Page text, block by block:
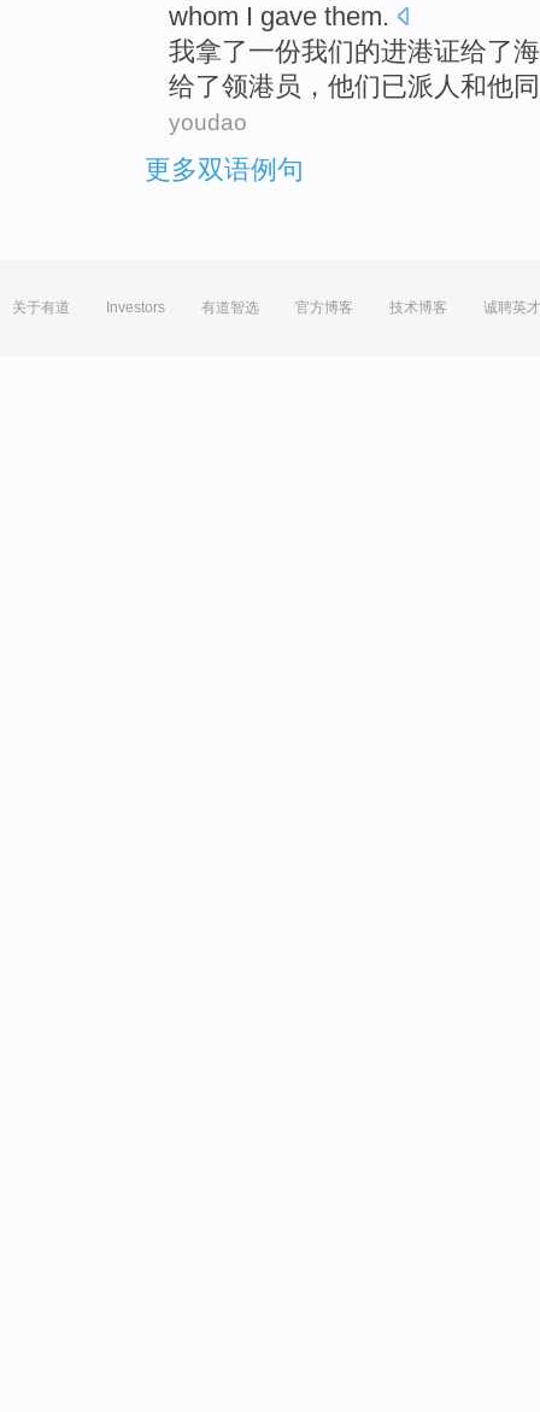
whom I gave them.
我拿了一份我们的进港证给了
给了领港 员， 他们已派 人和他
youdao
更多双语例句
关于有道 Investors 有道智选 官方博客 技术博客 诚聘英才